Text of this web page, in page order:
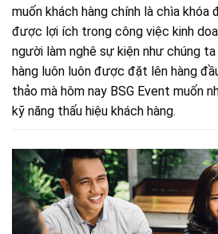
muốn khách hàng chính là chìa khóa
được lợi ích trong công việc kinh
người làm nghê sự kiện như chúng
hàng luôn luôn được đặt lên hàng
thảo mà hôm nay BSG Event muốn
kỹ năng thấu hiệu khách hàng.